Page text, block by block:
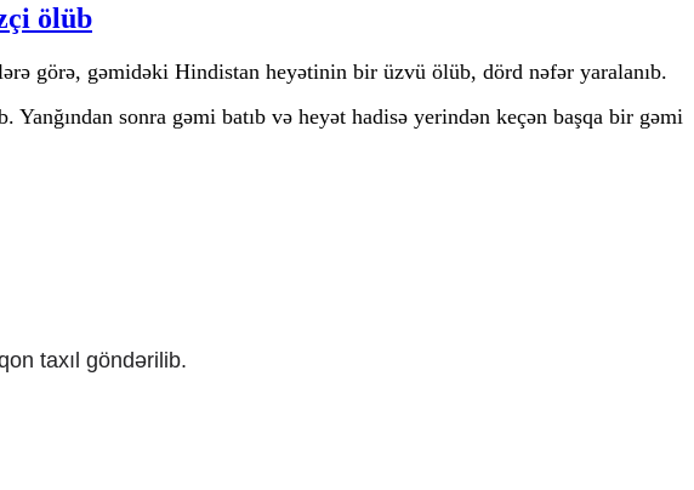
ölüb
görə, gəmidəki Hindistan heyətinin bir üzvü ölüb, dörd nəfər yaralanıb.
sonra gəmi batıb və heyət hadisə yerindən keçən başqa bir gəmi
taxıl göndərilib.